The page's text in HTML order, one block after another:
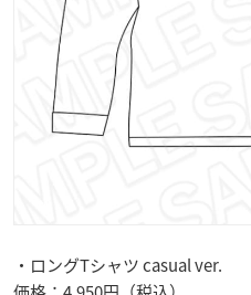
・ロングTシャツ casual ver.